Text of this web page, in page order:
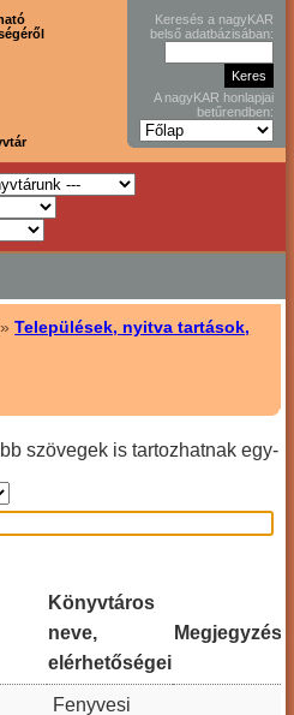
Keresés a nagyKAR
belső adatbázisában:
A nagyKAR honlapjai
betűrendben:
»Települések, nyitva tartások,
szövegek is tartozhatnak egy-
Könyvtáros
neve,
elérhetőségei
Megjegyzés
Fenyvesi